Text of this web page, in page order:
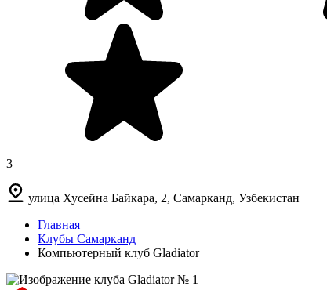
3
улица Хусейна Байкара, 2, Самарканд, Узбекистан
Главная
Клубы Самарканд
Компьютерный клуб Gladiator